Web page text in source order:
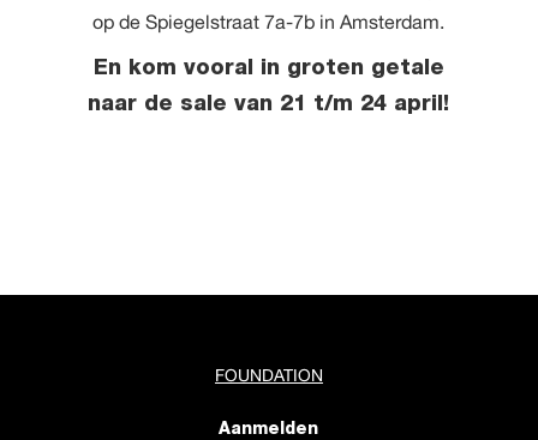
op de Spiegelstraat 7a-7b in Amsterdam.
En kom vooral in groten getale
naar de sale van 21 t/m 24 april!
FOUNDATION
Aanmelden